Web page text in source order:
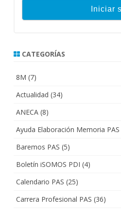
CATEGORÍAS
8M (7)
Actualidad (34)
ANECA (8)
Ayuda Elaboración Memoria PAS
Baremos PAS (5)
Boletín iSOMOS PDI (4)
Calendario PAS (25)
Carrera Profesional PAS (36)